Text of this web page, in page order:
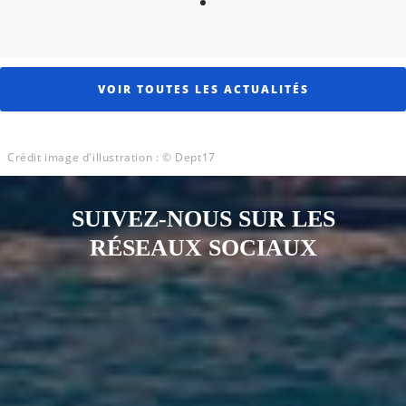
Afficher l'image 1
VOIR TOUTES LES ACTUALITÉS
Crédit image d'illustration : © Dept17
SUIVEZ-NOUS SUR LES
RÉSEAUX SOCIAUX
Notre page Instagram
Notre page Facebook
Notre page XNotre page Tiktok
Notre page
Notre page Youtube